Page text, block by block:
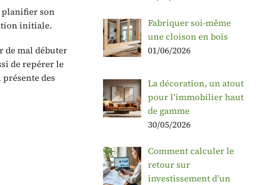
planifier son
initiale.
de mal débuter
de repérer le
des
Fabriquer soi-même
une cloison en bois
01/06/2026
La décoration, un atout
pour l’immobilier haut
de gamme
30/05/2026
Comment calculer le
retour sur
investissement d’un